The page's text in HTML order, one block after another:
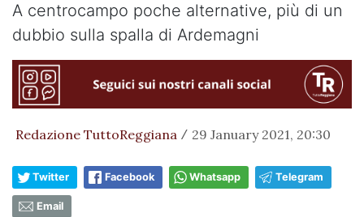
A centrocampo poche alternative, più di un
dubbio sulla spalla di Ardemagni
Redazione TuttoReggiana / 29 January 2021, 20:30
Twitter Facebook Whatsapp Telegram
Email